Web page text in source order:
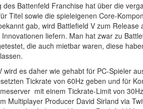
des Battenfeld Franchise hat über die
Titel sowie die spieleigenen Core-
gab, wird Battlefield V zum Release
liefern. Man hat zwar zu
die auch mietbar waren, diese
wird es daher wie gehabt für PC-Spieler
Tickrate von 60Hz geben und für
mit einem Tickrate-Limit von
Multiplayer Producer David Sirland via